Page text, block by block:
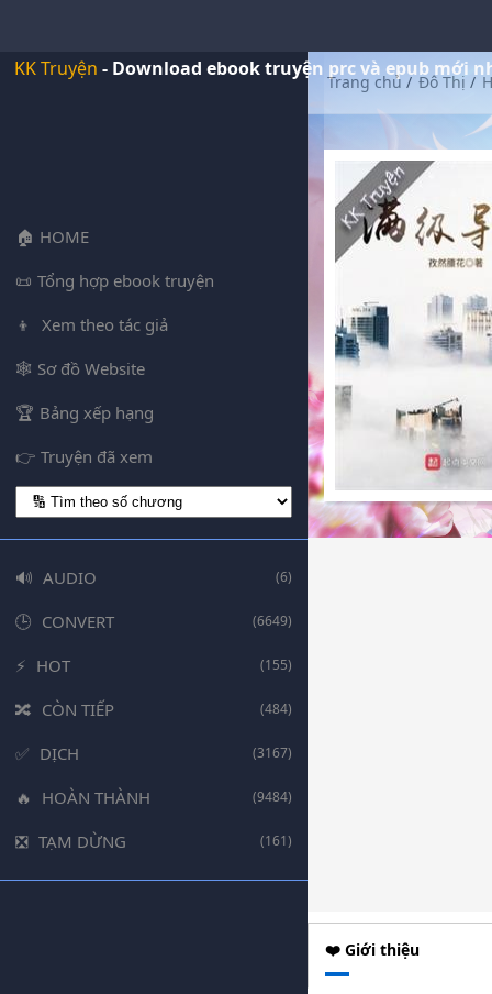
KK Truyện - Download ebook truyện prc và epub mới
HOME
Tổng hợp ebook truyện
Xem theo tác giả
Sơ đồ Website
Bảng xếp hạng
Truyện đã xem
AUDIO (6)
CONVERT (6649)
HOT (155)
CÒN TIẾP (484)
DỊCH (3167)
HOÀN THÀNH (9484)
TẠM DỪNG (161)
Trang chủ/ Đô Thị/
❤️ Giới thiệu